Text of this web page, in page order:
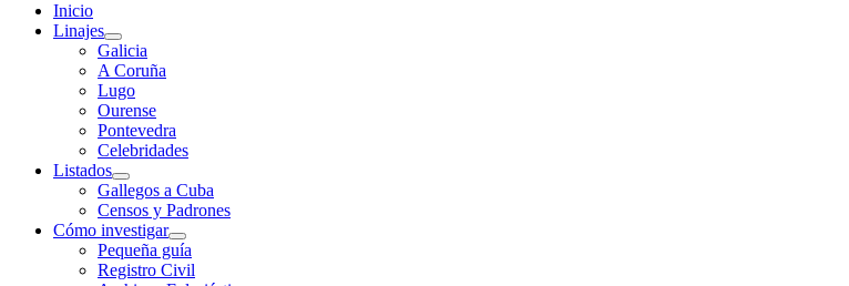
Inicio
Linajes
Galicia
A Coruña
Lugo
Ourense
Pontevedra
Celebridades
Listados
Gallegos a Cuba
Censos y Padrones
Cómo investigar
Pequeña guía
Registro Civil